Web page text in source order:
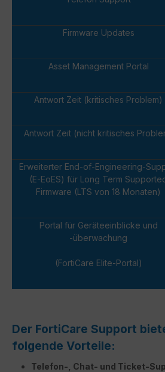
Firmware Updates
Asset Management Portal
Antwort Zeit (kritisches Problem)
Antwort Zeit (nicht kritisches
Erweiterter End-of-Engineering-
(E-EoES) für Long Term
Firmware (LTS von 18 Monaten)
Portal für Geräteeinblicke und
-überwachung
(FortiCare Elite-Portal)
Der FortiCare Support
folgende Vorteile:
Telefon-, Chat- und Ticket-